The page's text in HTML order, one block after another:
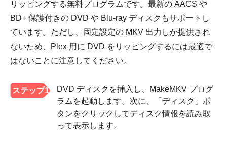
リッピングする無料プログラムです。最新の AACS や
BD+ 保護付きの DVD や Blu-ray ディスクもサポートし
ています。ただし、固定設定の MKV 出力しか提供され
ないため、Plex 用に DVD をリッピングするには最適で
はないことに注意してください。
ステップ1
DVD ディスクを挿入し、MakeMKV プログ
ラムを起動します。次に、「ディスク」ボ
タンをクリックしてディスク情報を読み取
って表示します。